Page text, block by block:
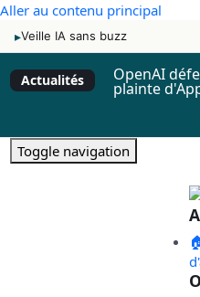
Aller au contenu principal
▸Veille IA sans buzz
Actualités OpenAI
plainte
Toggle navigation